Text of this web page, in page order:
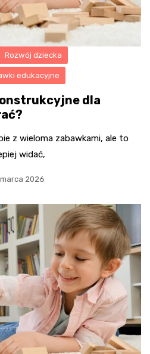
Rozwój dziecka
edukacyjne
dla
z wieloma zabawkami, ale to
widać,
2026